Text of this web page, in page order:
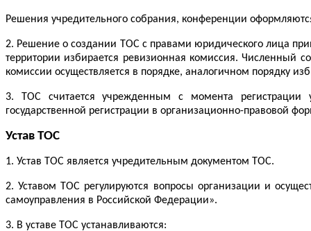
Решения учредительного собрания, конференции
2. Решение о создании ТОС с правами юридического лица
территории избирается ревизионная комиссия. Численный
комиссии осуществляется в порядке, аналогичном порядку
3. ТОС считается учрежденным с момента регистрации
государственной регистрации в организационно-правовой
Устав ТОС
1. Устав ТОС является учредительным документом ТОС.
2. Уставом ТОС регулируются вопросы организации и
самоуправления в Российской Федерации».
3. В уставе ТОС устанавливаются: